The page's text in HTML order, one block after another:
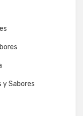
y Sabores